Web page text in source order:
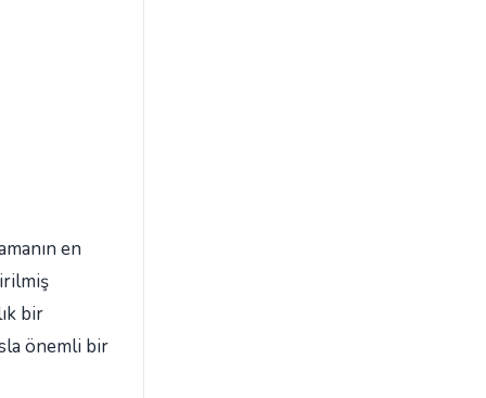
en
bir
önemli bir